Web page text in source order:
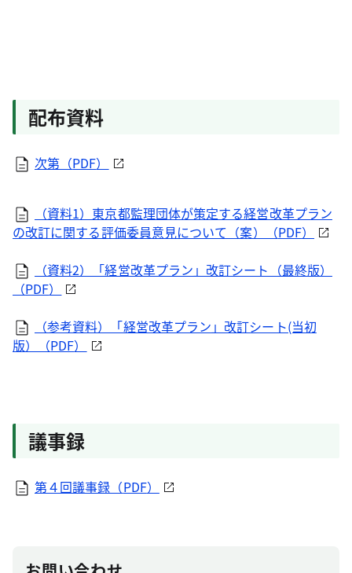
配布資料
次第（PDF）
（資料1）東京都監理団体が策定する経営改革プラン
の改訂に関する評価委員意見について（案）（PDF）
（資料2）「経営改革プラン」改訂シート（最終版）
（PDF）
（参考資料）「経営改革プラン」改訂シート(当初
版）（PDF）
議事録
第４回議事録（PDF）